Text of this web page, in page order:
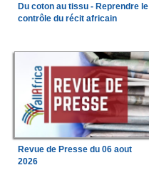
Du coton au tissu - Reprendre le
contrôle du récit africain
Revue de Presse du 06 aout
2026